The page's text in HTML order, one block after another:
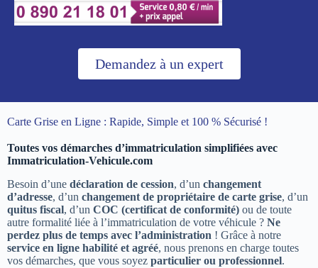
Demandez à un expert
Carte Grise en Ligne : Rapide, Simple et 100 % Sécurisé !
Toutes vos démarches d’immatriculation simplifiées avec
Immatriculation-Vehicule.com
Besoin d’une déclaration de cession, d’un changement
d’adresse, d’un changement de propriétaire de carte grise, d’un
quitus fiscal, d’un COC (certificat de conformité) ou de toute
autre formalité liée à l’immatriculation de votre véhicule ? Ne
perdez plus de temps avec l’administration ! Grâce à notre
service en ligne habilité et agréé, nous prenons en charge toutes
vos démarches, que vous soyez particulier ou professionnel.